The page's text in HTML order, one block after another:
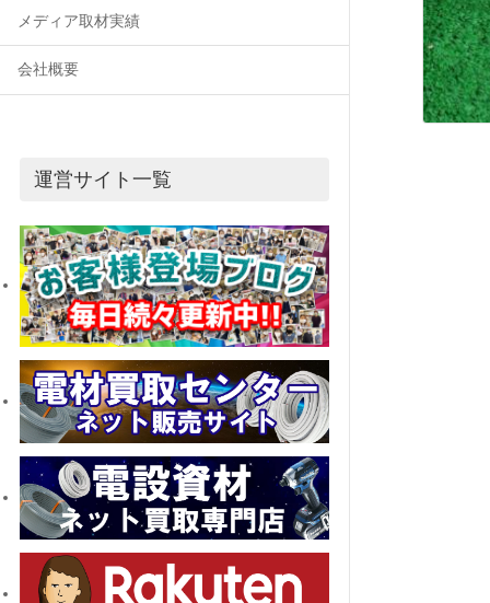
メディア取材実績
会社概要
運営サイト一覧